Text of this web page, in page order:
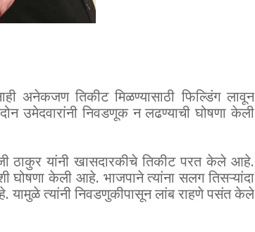
अनेकजण तिकीट मिळण्यासाठी फिल्डिंग लावून
उमेदवारांनी निवडणूक न लढण्याची घोषणा केली
ठाकुर यांनी खासदारकीचे तिकीट परत केले आहे.
घोषणा केली आहे. भाजपाने त्यांना सलग तिसऱ्यांदा
यामुळे त्यांनी निवडणुकीपासून लांब राहणे पसंत केले